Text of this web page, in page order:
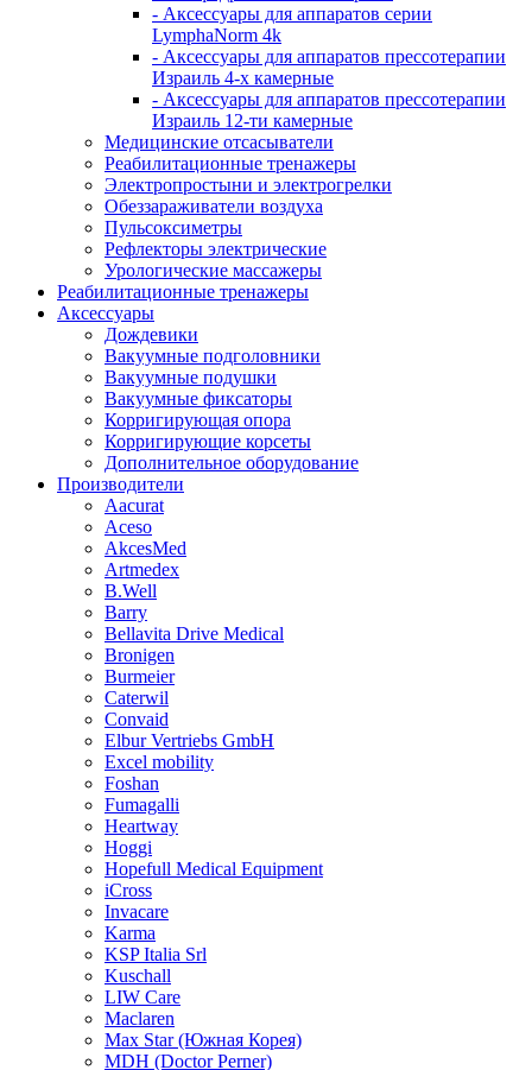
- Аксессуары для аппаратов серии
LymphaNorm 4k
- Аксессуары для аппаратов прессотерапии
Израиль 4-х камерные
- Аксессуары для аппаратов прессотерапии
Израиль 12-ти камерные
Медицинские отсасыватели
Реабилитационные тренажеры
Электропростыни и электрогрелки
Обеззараживатели воздуха
Пульсоксиметры
Рефлекторы электрические
Урологические массажеры
Реабилитационные тренажеры
Аксессуары
Дождевики
Вакуумные подголовники
Вакуумные подушки
Вакуумные фиксаторы
Корригирующая опора
Корригирующие корсеты
Дополнительное оборудование
Производители
Aacurat
Aceso
AkcesMed
Artmedex
B.Well
Barry
Bellavita Drive Medical
Bronigen
Burmeier
Caterwil
Convaid
Elbur Vertriebs GmbH
Excel mobility
Foshan
Fumagalli
Heartway
Hoggi
Hopefull Medical Equipment
iCross
Invacare
Karma
KSP Italia Srl
Kuschall
LIW Care
Maclaren
Max Star (Южная Корея)
MDH (Doctor Perner)